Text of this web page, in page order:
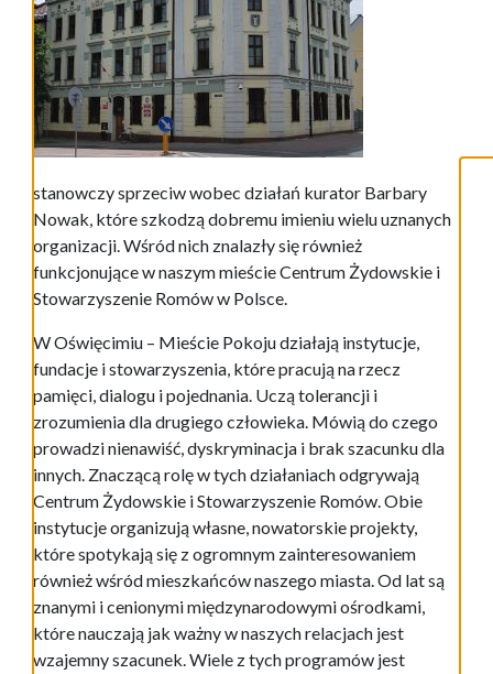
stanowczy sprzeciw wobec działań kurator Barbary
Nowak, które szkodzą dobremu imieniu wielu uznanych
organizacji. Wśród nich znalazły się również
funkcjonujące w naszym mieście Centrum Żydowskie i
Stowarzyszenie Romów w Polsce.
W Oświęcimiu – Mieście Pokoju działają instytucje,
fundacje i stowarzyszenia, które pracują na rzecz
pamięci, dialogu i pojednania. Uczą tolerancji i
zrozumienia dla drugiego człowieka. Mówią do czego
prowadzi nienawiść, dyskryminacja i brak szacunku dla
innych. Znaczącą rolę w tych działaniach odgrywają
Centrum Żydowskie i Stowarzyszenie Romów. Obie
instytucje organizują własne, nowatorskie projekty,
które spotykają się z ogromnym zainteresowaniem
również wśród mieszkańców naszego miasta. Od lat są
znanymi i cenionymi międzynarodowymi ośrodkami,
które nauczają jak ważny w naszych relacjach jest
wzajemny szacunek. Wiele z tych programów jest